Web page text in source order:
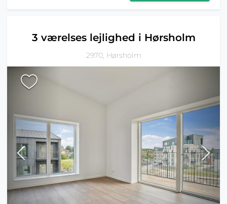
3 værelses lejlighed i Hørsholm
2970, Hørsholm